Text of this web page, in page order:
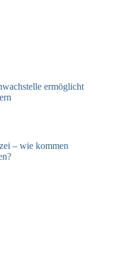
ermöglicht